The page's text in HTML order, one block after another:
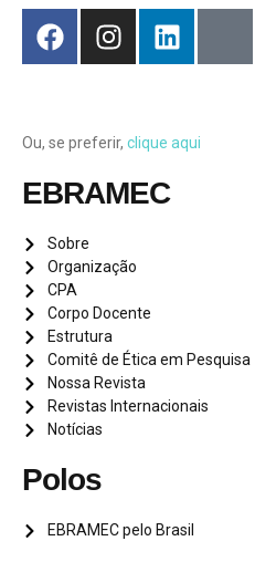
Ou, se preferir, clique aqui
EBRAMEC
Sobre
Organização
CPA
Corpo Docente
Estrutura
Comitê de Ética em Pesquisa
Nossa Revista
Revistas Internacionais
Notícias
Polos
EBRAMEC pelo Brasil